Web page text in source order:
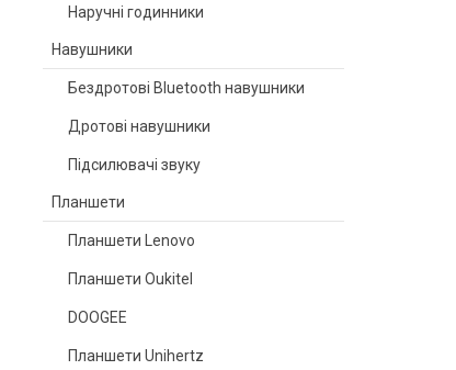
Наручні годинники
Навушники
Бездротові Bluetooth навушники
Дротові навушники
Підсилювачі звуку
Планшети
Планшети Lenovo
Планшети Oukitel
DOOGEE
Планшети Unihertz